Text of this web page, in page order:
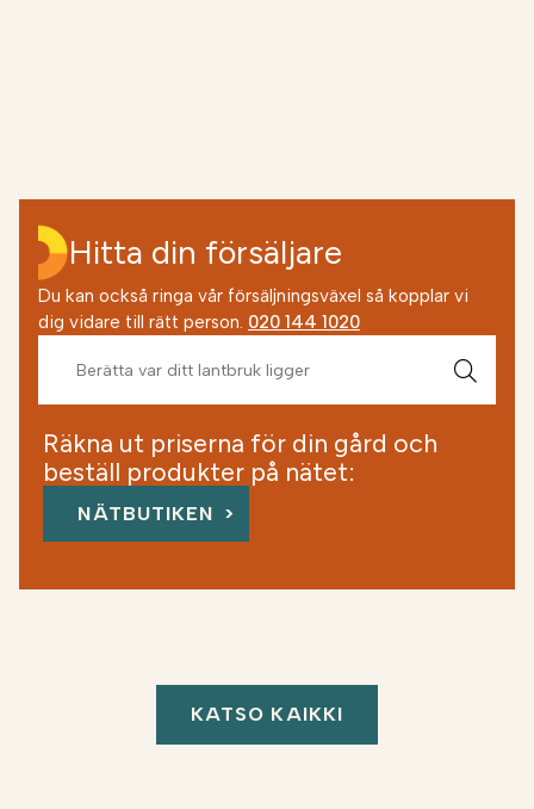
Hitta din försäljare
Du kan också ringa vår försäljningsväxel så kopplar vi
dig vidare till rätt person. 020 144 1020
Räkna ut priserna för din gård och
beställ produkter på nätet:
NÄTBUTIKEN
KATSO KAIKKI